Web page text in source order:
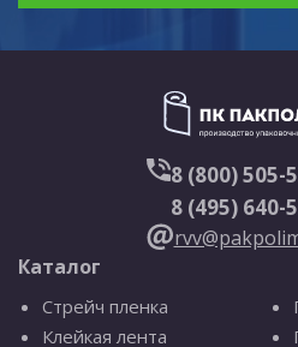
8 (800) 505-
8 (495) 640-
Каталог
Стрейч пленка
Клейкая лента